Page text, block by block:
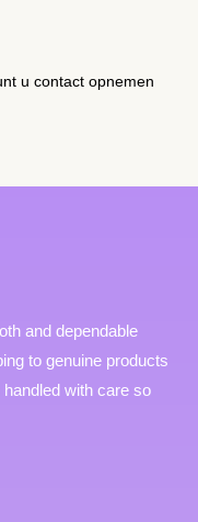
u contact opnemen
and dependable
to genuine products
with care so